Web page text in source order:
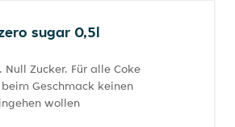
sugar 0,5l
Null Zucker. Für alle Coke
Geschmack keinen
wollen